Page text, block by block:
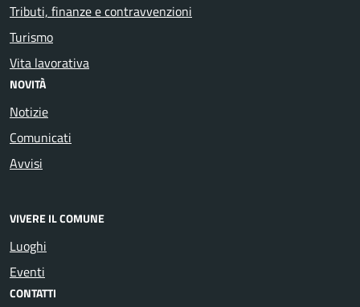
Tributi, finanze e contravvenzioni
Turismo
Vita lavorativa
NOVITÀ
Notizie
Comunicati
Avvisi
VIVERE IL COMUNE
Luoghi
Eventi
CONTATTI